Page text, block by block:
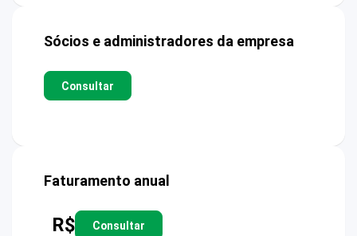
Sócios e administradores da empresa
Consultar
Faturamento anual
R$ Consultar